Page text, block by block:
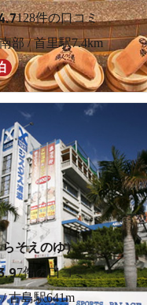
128件の口コミ
部 / 首里駅7.4km
らそえのゆ）
7件の口コミ
古島駅641m